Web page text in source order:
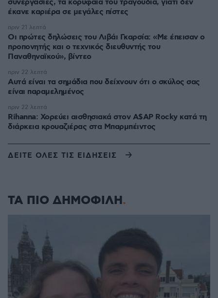
συνεργασίες, τα κορυφαία του τραγούδια, γιατί δεν
έκανε καριέρα σε μεγάλες πίστες
Οι πρώτες δηλώσεις του Λιβάι Γκαρσία: «Με έπεισαν ο
προπονητής και ο τεχνικός διευθυντής του
Παναθηναϊκού», βίντεο
πριν 21 λεπτά
Αυτά είναι τα σημάδια που δείχνουν ότι ο σκύλος σας
είναι παραμελημένος
πριν 22 λεπτά
Rihanna: Χορεύει αισθησιακά στον A$AP Rocky κατά τη
διάρκεια κρουαζιέρας στα Μπαρμπέιντος
πριν 22 λεπτά
ΔΕΙΤΕ ΟΛΕΣ ΤΙΣ ΕΙΔΗΣΕΙΣ
ΤΑ ΠΙΟ ΔΗΜΟΦΙΛΗ